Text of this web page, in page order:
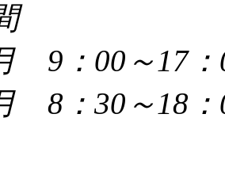
9：00～17：
8：30～18：